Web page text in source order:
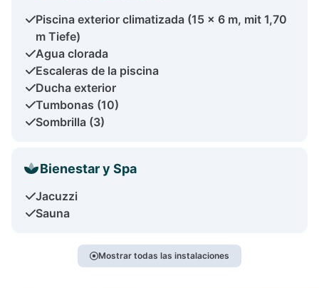
Piscina exterior climatizada (15 x 6 m, mit 1,70
m Tiefe)
Agua clorada
Escaleras de la piscina
Ducha exterior
Tumbonas (10)
Sombrilla (3)
Bienestar y Spa
Jacuzzi
Sauna
Mostrar todas las instalaciones